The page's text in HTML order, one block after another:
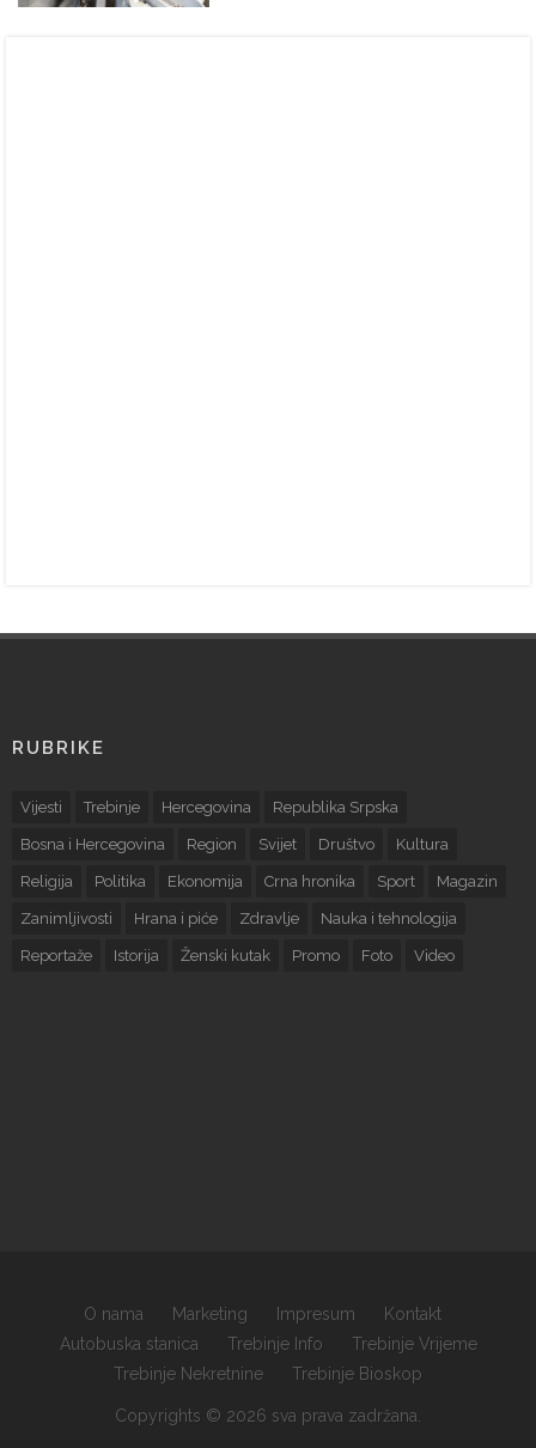
RUBRIKE
Vijesti Trebinje Hercegovina Republika Srpska
Bosna i Hercegovina Region Svijet Društvo Kultura
Religija Politika Ekonomija Crna hronika Sport Magazin
Zanimljivosti Hrana i piće Zdravlje Nauka i tehnologija
Reportaže Istorija Ženski kutak Promo Foto Video
O nama Marketing Impresum
Kontakt
Autobuska stanica
Trebinje Info
Trebinje Vrijeme
Trebinje Nekretnine
Trebinje Bioskop
Copyrights © 2026 sva prava zadržana.